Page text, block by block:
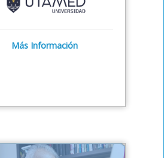
Más Información